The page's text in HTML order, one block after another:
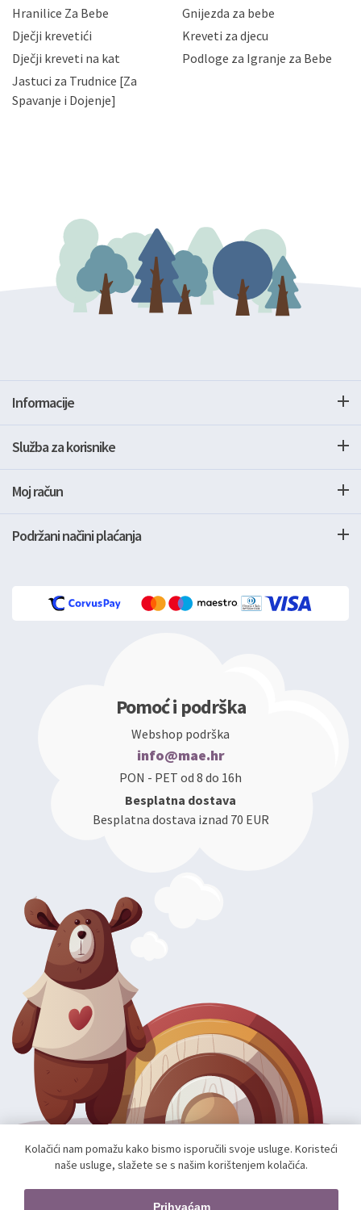
slučajevima koji su dozvoljeni zakonima. Napominjemo
da možete u svako doba, u potpunosti ili djelomice,
zatražiti prestanak aktivnosti obrade Vaših osobnih
podataka. Opoziv privole možete podnijeti poštom na
gore navedenu adresu ili e-mailom na adresu:
Hranilice Za Bebe
Gnijezda za bebe
Dječji krevetići
Kreveti za djecu
Dječji kreveti na kat
Podloge za Igranje za Bebe
Jastuci za Trudnice [Za
Spavanje i Dojenje]
Informacije
Služba za korisnike
Moj račun
Podržani načini plaćanja
Pomoć i podrška
Webshop podrška
info@mae.hr
PON - PET od 8 do 16h
Besplatna dostava
Besplatna dostava iznad 70 EUR
Autorska prava; 2026 mae.hr. Sva prava pridržana.
Web shop izradio:unamente.agency
Kolačići nam pomažu kako bismo isporučili svoje usluge. Koristeći
naše usluge, slažete se s našim korištenjem kolačića.
Prihvaćam